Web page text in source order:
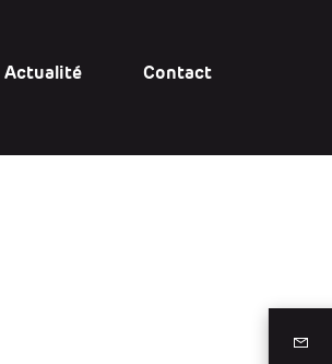
Contact
Actualité